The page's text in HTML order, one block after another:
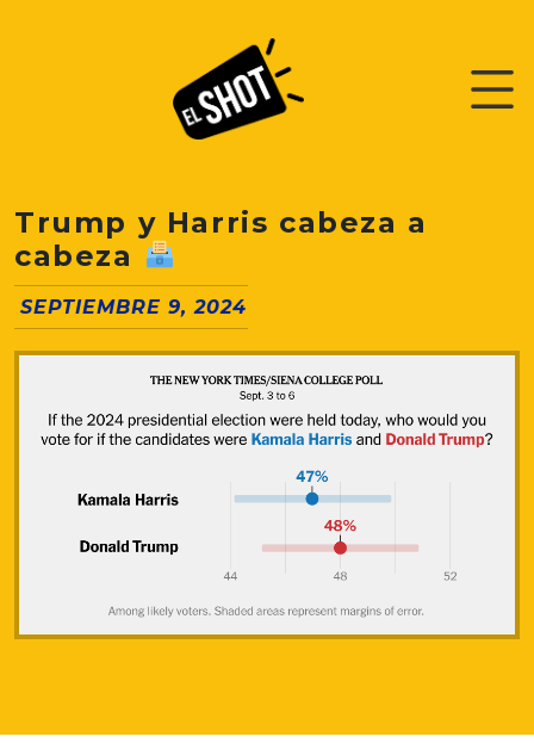
Trump y Harris cabeza a
cabeza
SEPTIEMBRE 9, 2024